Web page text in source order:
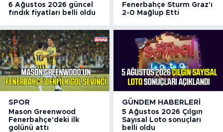
6 Ağustos 2026 güncel
fındık fiyatları belli oldu
Fenerbahçe Sturm Graz'ı
2-0 Mağlup Etti
SPOR
Mason Greenwood
Fenerbahçe'deki ilk
golünü attı
GÜNDEM HABERLERI
5 Ağustos 2026 Çılgın
Sayısal Loto sonuçları
belli oldu